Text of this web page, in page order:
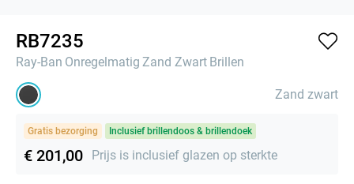
RB7235
Ray-Ban Onregelmatig Zand Zwart Brillen
Zand zwart
Gratis bezorging Inclusief brillendoos & brillendoek
€ 201,00 Prijs is inclusief glazen op sterkte